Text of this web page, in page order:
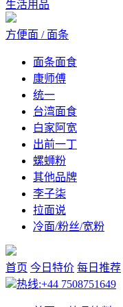
生活用品
方便面 / 面条
面条面食
康师傅
统一
台湾面食
白家阿宽
出前一丁
螺蛳粉
其他品牌
李子柒
拉面说
冷面/粉丝/宽粉
首页 今日特价 每日推荐
热线:+44 7508751649